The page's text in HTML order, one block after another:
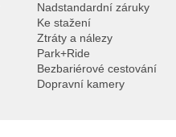
Nadstandardní záruky
Ke stažení
Ztráty a nálezy
Park+Ride
Bezbariérové cestování
Dopravní kamery